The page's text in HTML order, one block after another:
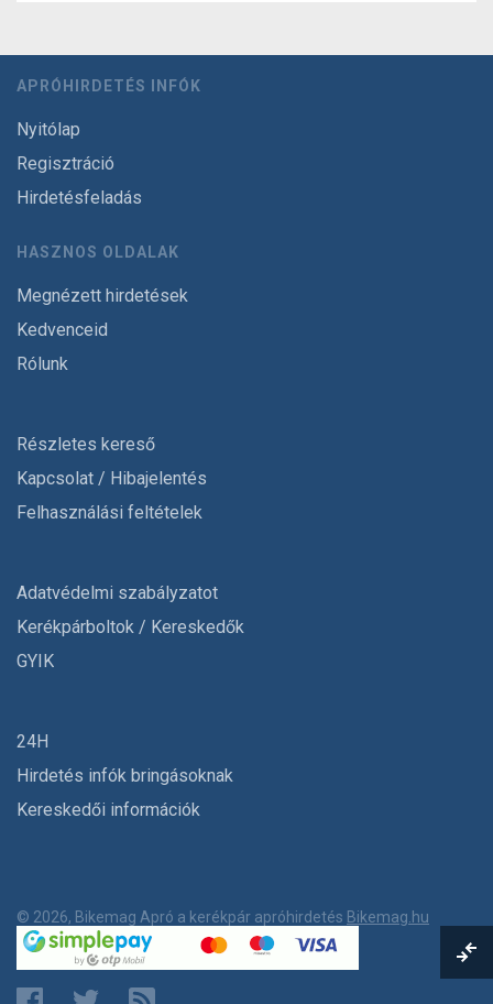
APRÓHIRDETÉS INFÓK
Nyitólap
Regisztráció
Hirdetésfeladás
HASZNOS OLDALAK
Megnézett hirdetések
Kedvenceid
Rólunk
Részletes kereső
Kapcsolat / Hibajelentés
Felhasználási feltételek
Adatvédelmi szabályzatot
Kerékpárboltok / Kereskedők
GYIK
24H
Hirdetés infók bringásoknak
Kereskedői információk
© 2026, Bikemag Apró a kerékpár apróhirdetés Bikemag.hu